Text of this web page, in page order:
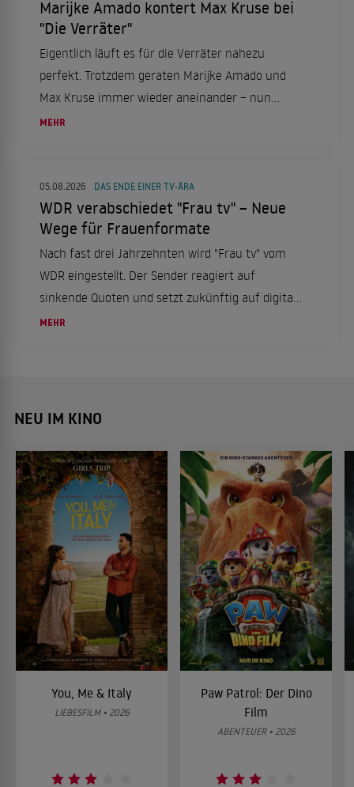
Marijke Amado kontert Max Kruse bei
"Die Verräter"
Eigentlich läuft es für die Verräter nahezu
perfekt. Trotzdem geraten Marijke Amado und
Max Kruse immer wieder aneinander – nun
schießt sie zurück.
MEHR
05.08.2026 DAS ENDE EINER TV-ÄRA
WDR verabschiedet "Frau tv" – Neue
Wege für Frauenformate
Nach fast drei Jahrzehnten wird "Frau tv" vom
WDR eingestellt. Der Sender reagiert auf
sinkende Quoten und setzt zukünftig auf digitale
Formate, um Frauenrechte und Emanzipation
MEHR
NEU IM KINO
You, Me & Italy
LIEBESFILM • 2026
Paw Patrol: Der Dino
Film
ABENTEUER • 2026